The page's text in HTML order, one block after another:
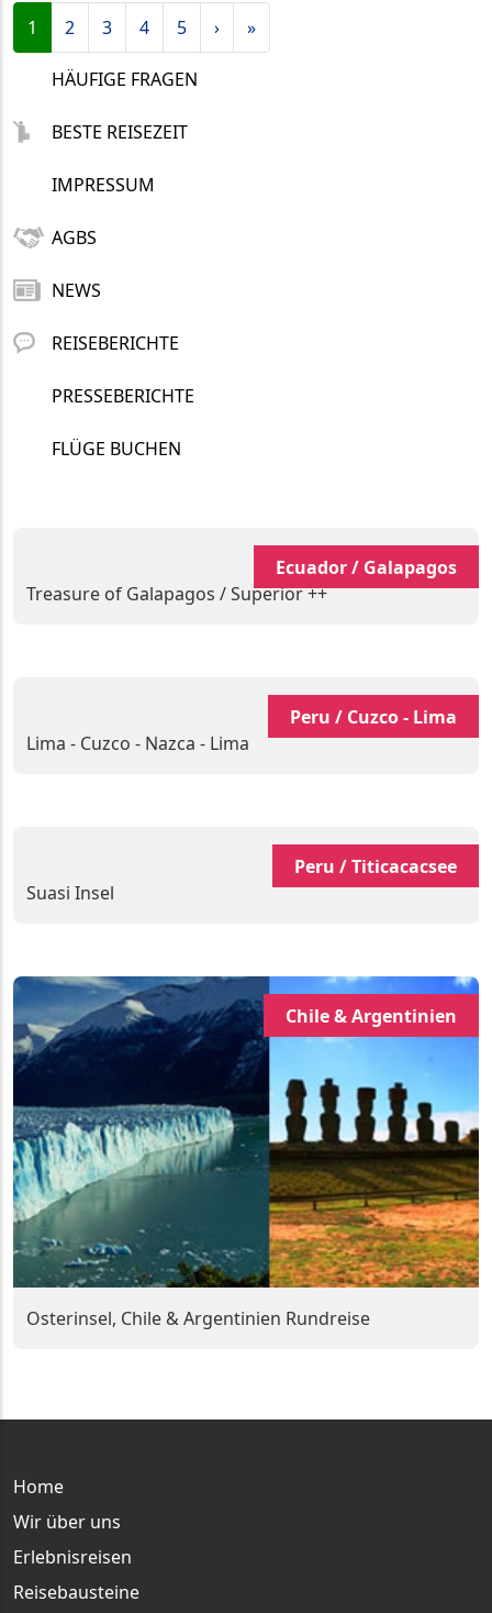
Seitennummerierung
Aktuelle Seite
1 Page
2 Page
3 Page
4 Page
5 ›weiter
»Ende
HÄUFIGE FRAGEN
BESTE REISEZEIT
IMPRESSUM
AGBS
NEWS
REISEBERICHTE
PRESSEBERICHTE
FLÜGE BUCHEN
Ecuador / Galapagos
Treasure of Galapagos / Superior ++
Peru / Cuzco - Lima
Lima - Cuzco - Nazca - Lima
Peru / Titicacacsee
Suasi Insel
Chile & Argentinien
Osterinsel, Chile & Argentinien Rundreise
Main menu
Home
Wir über uns
Erlebnisreisen
Reisebausteine